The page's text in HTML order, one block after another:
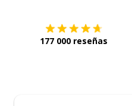
177 000 reseñas